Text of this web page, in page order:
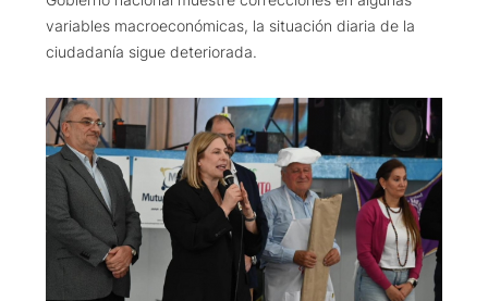
variables macroeconómicas, la situación diaria de la
ciudadanía sigue deteriorada.